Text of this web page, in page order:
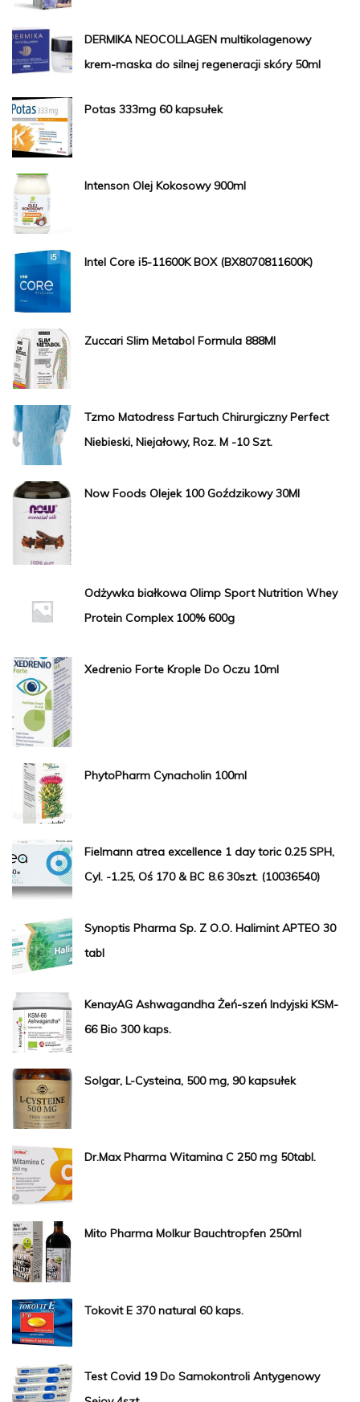
DERMIKA NEOCOLLAGEN multikolagenowy
krem-maska do silnej regeneracji skóry 50ml
Potas 333mg 60 kapsułek
Intenson Olej Kokosowy 900ml
Intel Core i5-11600K BOX (BX8070811600K)
Zuccari Slim Metabol Formula 888Ml
Tzmo Matodress Fartuch Chirurgiczny Perfect
Niebieski, Niejałowy, Roz. M -10 Szt.
Now Foods Olejek 100 Goździkowy 30Ml
Odżywka białkowa Olimp Sport Nutrition Whey
Protein Complex 100% 600g
Xedrenio Forte Krople Do Oczu 10ml
PhytoPharm Cynacholin 100ml
Fielmann atrea excellence 1 day toric 0.25 SPH,
Cyl. -1.25, Oś 170 & BC 8.6 30szt. (10036540)
Synoptis Pharma Sp. Z O.O. Halimint APTEO 30
tabl
KenayAG Ashwagandha Żeń-szeń Indyjski KSM-
66 Bio 300 kaps.
Solgar, L-Cysteina, 500 mg, 90 kapsułek
Dr.Max Pharma Witamina C 250 mg 50tabl.
Mito Pharma Molkur Bauchtropfen 250ml
Tokovit E 370 natural 60 kaps.
Test Covid 19 Do Samokontroli Antygenowy